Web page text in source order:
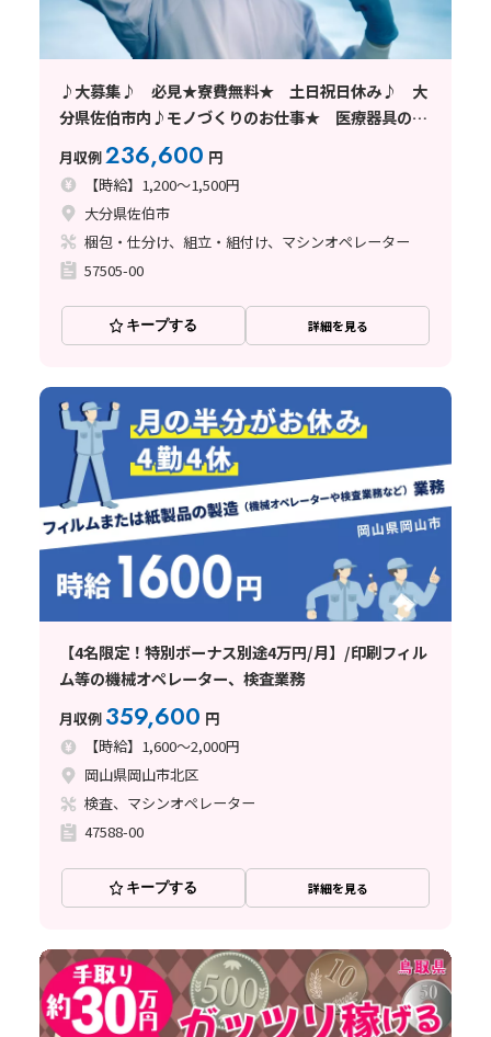
♪大募集♪ 必見★寮費無料★ 土日祝日休み♪ 大
分県佐伯市内♪モノづくりのお仕事★ 医療器具の機
械操作作業
月収例236,600 円
【時給】1,200～1,500円
大分県佐伯市
梱包・仕分け、組立・組付け、マシンオペレーター
57505-00
キープする 詳細を見る
【4名限定！特別ボーナス別途4万円/月】/印刷フィル
ム等の機械オペレーター、検査業務
月収例 359,600 円
【時給】1,600～2,000円
岡山県岡山市北区
検査、マシンオペレーター
47588-00
キープする 詳細を見る